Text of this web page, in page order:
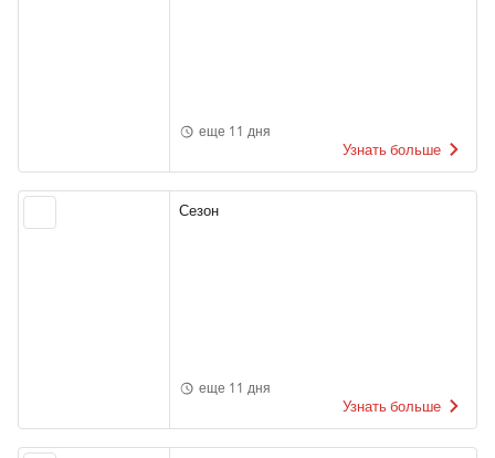
еще 11 дня
Узнать больше
Сезон
еще 11 дня
Узнать больше